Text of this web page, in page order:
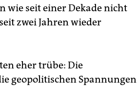
wie seit einer Dekade nicht
zwei Jahren wieder
eher trübe: Die
geopolitischen Spannungen